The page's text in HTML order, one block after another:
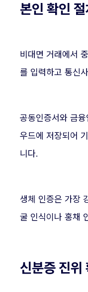
본인 확인
비대면 거래에서
를 입력하고 통신
공동인증서와 금
우드에 저장되어
니다.
생체 인증은 가장
굴 인식이나 홍채
신분증 진위